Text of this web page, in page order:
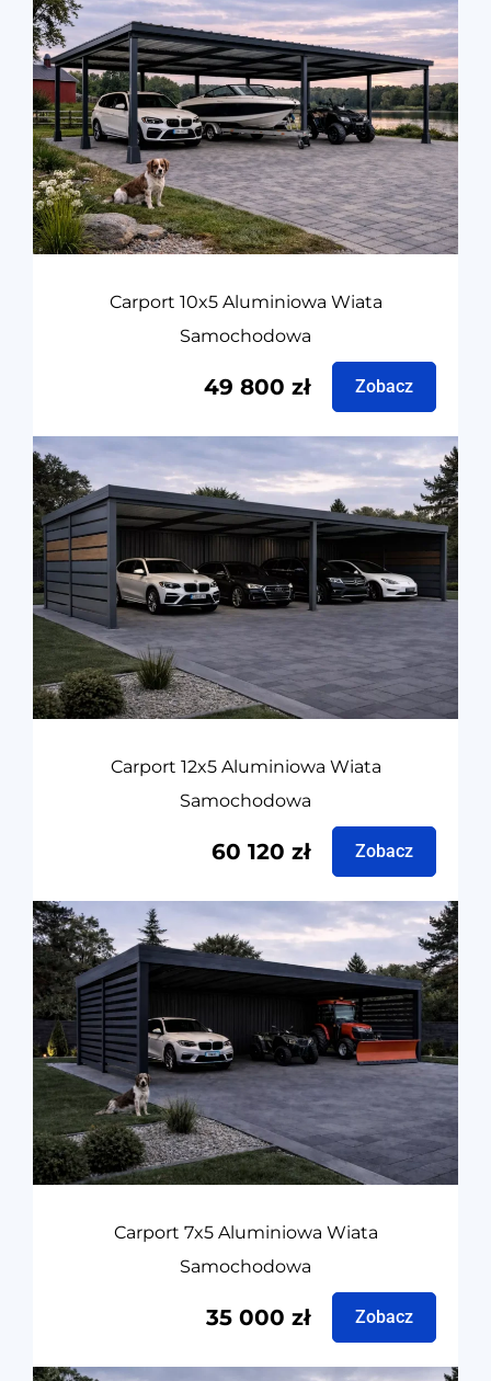
Carport 10x5 Aluminiowa Wiata
Samochodowa
49 800 zł Zobacz
Carport 12x5 Aluminiowa Wiata
Samochodowa
60 120 zł Zobacz
Carport 7x5 Aluminiowa Wiata
Samochodowa
35 000 zł Zobacz